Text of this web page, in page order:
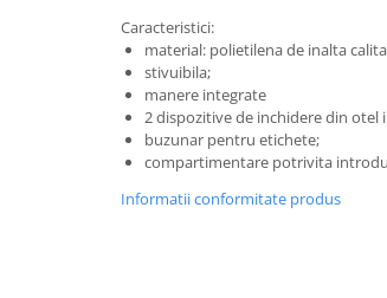
Caracteristici:
material: polietilena de inalta
stivuibila;
manere integrate
2 dispozitive de inchidere din otel
buzunar pentru etichete;
compartimentare potrivita
Informatii conformitate produs